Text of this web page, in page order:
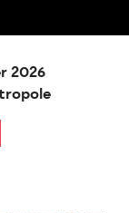
2026